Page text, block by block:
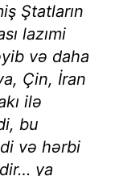
Ştatların
lazımi
və daha
Çin, İran
ilə
bu
və hərbi
ya